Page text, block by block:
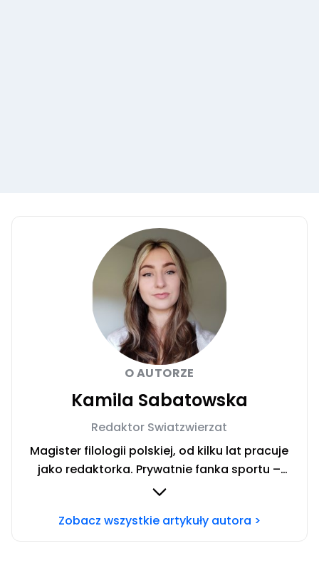
O AUTORZE
Kamila Sabatowska
Redaktor Swiatzwierzat
Magister filologii polskiej, od kilku lat pracuje
jako redaktorka. Prywatnie fanka sportu –
zwłaszcza siatkówki i miłośniczka zwierząt.
ze mną skontaktować?Napisz adresowaną do
Zobacz wszystkie artykuły autora >